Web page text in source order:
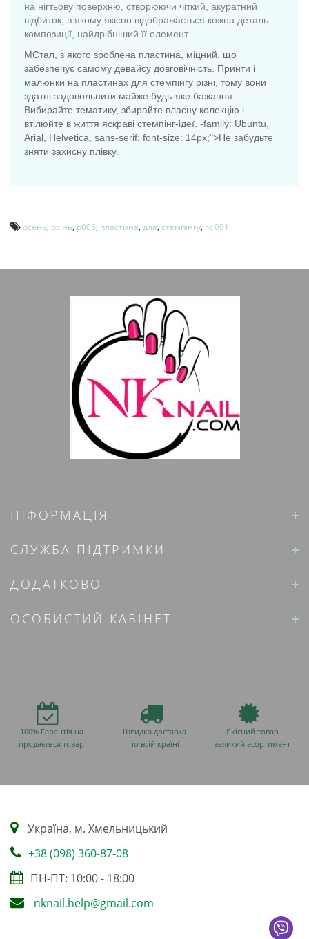
на нігтьову поверхню, створюючи чіткий, акуратний
відбиток, в якому якісно відображається кожна деталь
композиції, найдрібніший її елемент.
МСтал, з якого зроблена пластина, міцний, що
забезпечує самому девайсу довговічність. Принти і
малюнки на пластинах для стемпінгу різні, тому вони
здатні задовольнити майже будь-яке бажання.
Вибирайте тематику, збирайте власну колекцію і
втілюйте в життя яскраві стемпінг-ідеї. -family: Ubuntu,
Arial, Helvetica, sans-serif; font-size: 14px;">Не забудьте
зняти захисну плівку.
осень, осінь, p005, пластина, для, стемпінгу, rc 091
ІНФОРМАЦІЯ
СЛУЖБА ПІДТРИМКИ
ДОДАТКОВО
ОСОБИСТИЙ КАБІНЕТ
100% Гарантія на
продається товар
Швидка доставка
по всій країні
Якісний товар
великий асортимент
Українa, м. Хмельницький
+38 (098) 360-87-08
ПН-ПТ: 10:00 - 18:00
nknail.help@gmail.com